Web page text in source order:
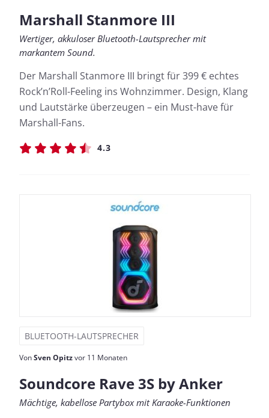
Marshall Stanmore III
Wertiger, akkuloser Bluetooth-Lautsprecher mit
markantem Sound.
Der Marshall Stanmore III bringt für 399 € echtes
Rock’n’Roll-Feeling ins Wohnzimmer. Design, Klang
und Lautstärke überzeugen – ein Must-have für
Marshall-Fans.
4.3
BLUETOOTH-LAUTSPRECHER
VonSven Opitzvor 11 Monaten
Soundcore Rave 3S by Anker
Mächtige, kabellose Partybox mit Karaoke-Funktionen